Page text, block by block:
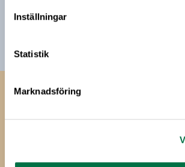
Inställningar
Statistik
Marknadsföring
sälja min personliga information. Jag
avsluta prenumerationen.
Livsmedels­företagen
Livsmedelsföretagen